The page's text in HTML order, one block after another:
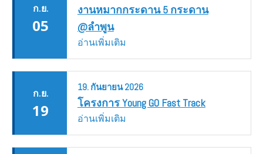
ก.ย.
05
งานหมากกระดาน 5 กระดาน
@ลำพูน
อ่านเพิ่มเติม
ก.ย.
19
19. กันยายน2026
โครงการ Young GO Fast Track
อ่านเพิ่มเติม